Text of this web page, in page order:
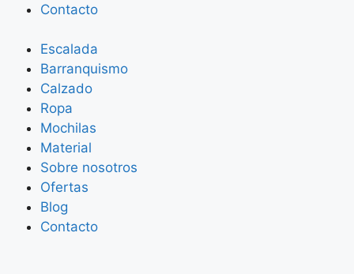
Contacto
Escalada
Barranquismo
Calzado
Ropa
Mochilas
Material
Sobre nosotros
Ofertas
Blog
Contacto